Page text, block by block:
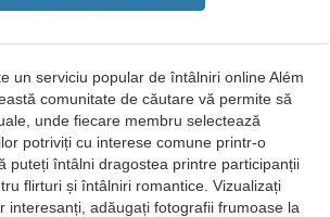
un serviciu popular de întâlniri online Além
comunitate de căutare vă permite să
unde fiecare membru selectează
potriviți cu interese comune printr-o
puteți întâlni dragostea printre participanții
flirturi și întâlniri romantice. Vizualizați
interesanți, adăugați fotografii frumoase la